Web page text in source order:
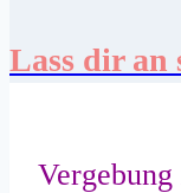
Lass dir an